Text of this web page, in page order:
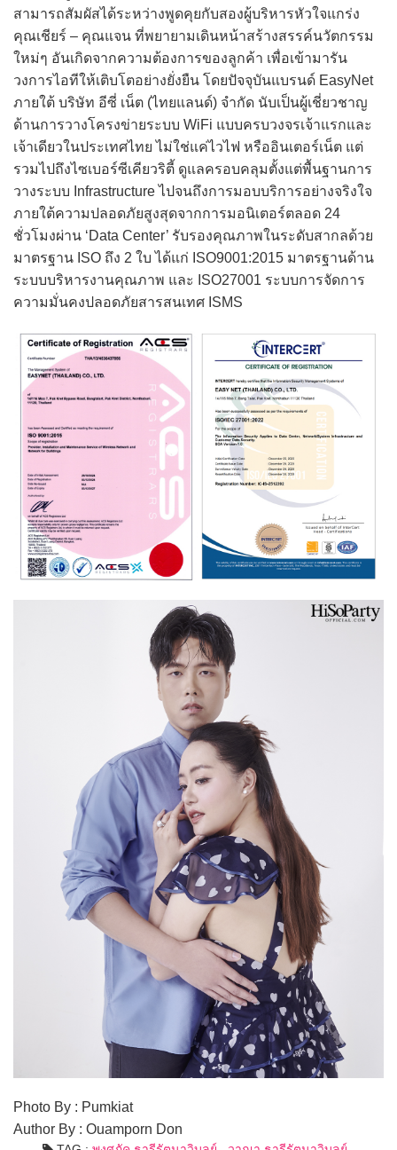
สามารถสัมผัสได้ระหว่างพูดคุยกับสองผู้บริหารหัวใจแกร่ง
คุณเชียร์ – คุณแจน ที่พยายามเดินหน้าสร้างสรรค์นวัตกรรม
ใหม่ๆ อันเกิดจากความต้องการของลูกค้า เพื่อเข้ามารัน
วงการไอทีให้เติบโตอย่างยั่งยืน โดยปัจจุบันแบรนด์ EasyNet
ภายใต้ บริษัท อีซี่ เน็ต (ไทยแลนด์) จำกัด นับเป็นผู้เชี่ยวชาญ
ด้านการวางโครงข่ายระบบ WiFi แบบครบวงจรเจ้าแรกและ
เจ้าเดียวในประเทศไทย ไม่ใช่แค่ไวไฟ หรืออินเตอร์เน็ต แต่
รวมไปถึงไซเบอร์ซีเคียวริตี้ ดูแลครอบคลุมตั้งแต่พื้นฐานการ
วางระบบ Infrastructure ไปจนถึงการมอบบริการอย่างจริงใจ
ภายใต้ความปลอดภัยสูงสุดจากการมอนิเตอร์ตลอด 24
ชั่วโมงผ่าน ‘Data Center’ รับรองคุณภาพในระดับสากลด้วย
มาตรฐาน ISO ถึง 2 ใบ ได้แก่ ISO9001:2015 มาตรฐานด้าน
ระบบบริหารงานคุณภาพ และ ISO27001 ระบบการจัดการ
ความมั่นคงปลอดภัยสารสนเทศ ISMS
Photo By : Pumkiat
Author By : Ouamporn Don